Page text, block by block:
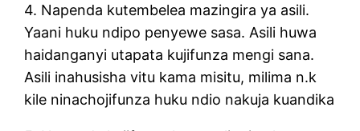
4. Napenda kutembelea mazingira ya asili.
Yaani huku ndipo penyewe sasa. Asili huwa
haidanganyi utapata kujifunza mengi sana.
Asili inahusisha vitu kama misitu, milima n.k
kile ninachojifunza huku ndio nakuja kuandika